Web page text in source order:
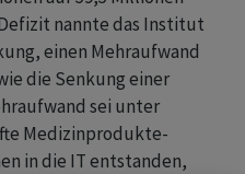
nannte das Institut
einen Mehraufwand
die Senkung einer
sei unter
Medizinprodukte-
in die IT entstanden,